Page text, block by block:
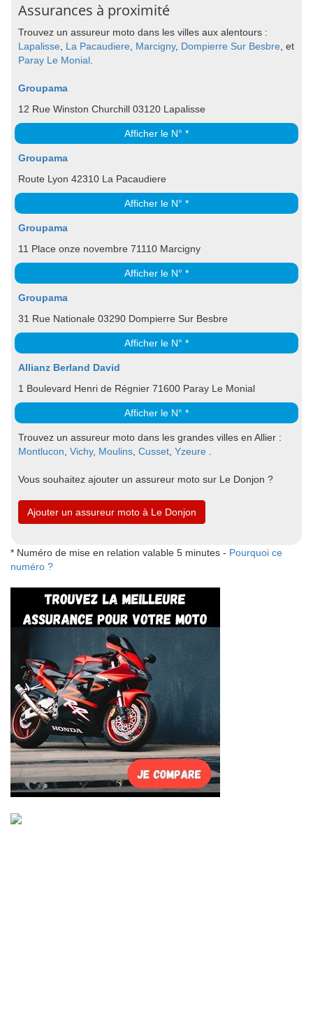
Assurances à proximité
Trouvez un assureur moto dans les villes aux alentours :
Lapalisse
La Pacaudiere Marcigny, Dompierre Sur Besbre , et
Paray Le Monial
Groupama
12 Rue Winston Churchill 03120 Lapalisse
Afficher le N° *
Groupama
Route Lyon 42310 La Pacaudiere
Afficher le N° *
Groupama
11 Place onze novembre 71110 Marcigny
Afficher le N° *
Groupama
31 Rue Nationale 03290 Dompierre Sur Besbre
Afficher le N° *
Allianz Berland David
1 Boulevard Henri de Régnier 71600 Paray Le Monial
Afficher le N° *
Trouvez un assureur moto dans les grandes villes en Allier :
Montlucon Vichy, Moulins Cusset Yzeure
Vous souhaitez ajouter un assureur moto sur Le Donjon ?
Ajouter un assureur moto à Le Donjon
* Numéro de mise en relation valable 5 minutes - Pourquoi ce
numéro ?